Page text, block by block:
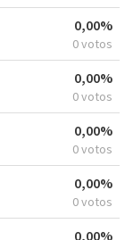
0,00%
0 votos
0,00%
0 votos
0,00%
0 votos
0,00%
0 votos
0,00%